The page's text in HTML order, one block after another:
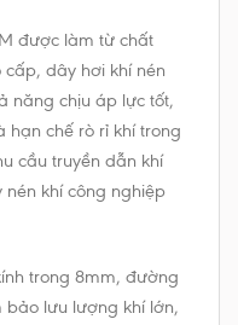
được làm từ chất
cấp, dây hơi khí nén
năng chịu áp lực tốt,
hạn chế rò rỉ khí trong
cầu truyền dẫn khí
khí công nghiệp
trong 8mm, đường
bảo lưu lượng khí lớn,